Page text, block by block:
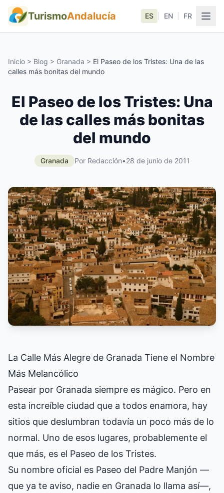
TurismoAndalucía ES EN FR
Inicio > Blog > Granada > El Paseo de los Tristes: Una de las
calles más bonitas del mundo
El Paseo de los Tristes: Una
de las calles más bonitas
del mundo
Granada Por Redacción•28 de junio de 2011
La Calle Más Alegre de Granada Tiene el Nombre
Más Melancólico
Pasear por Granada siempre es mágico. Pero en
esta increíble ciudad que a todos enamora, hay
sitios que deslumbran todavía un poco más de lo
normal. Uno de esos lugares, probablemente el
que más, es el Paseo de los Tristes.
Su nombre oficial es Paseo del Padre Manjón —
que ya te aviso, nadie en Granada lo llama así—,